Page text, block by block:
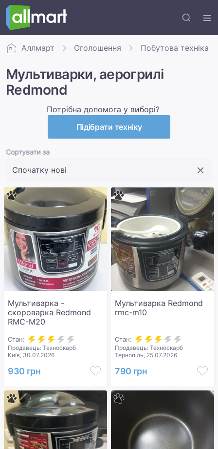
Аллмарт Оголошення Побутова техніка
Мультиварки, аерогрилі
Redmond
Потрібна допомога у виборі?
Підібрати техніку
Сортувати за
Мультиварка -
cкороварка Redmond
RMC-M20
Стан:
Продавець: Техноскарб
Київ, 30.07.2026
930 грн
Мультиварка Redmond
rmc-m10
Стан:
Продавець: Техноскарб
Тернопіль, 25.07.2026
790 грн